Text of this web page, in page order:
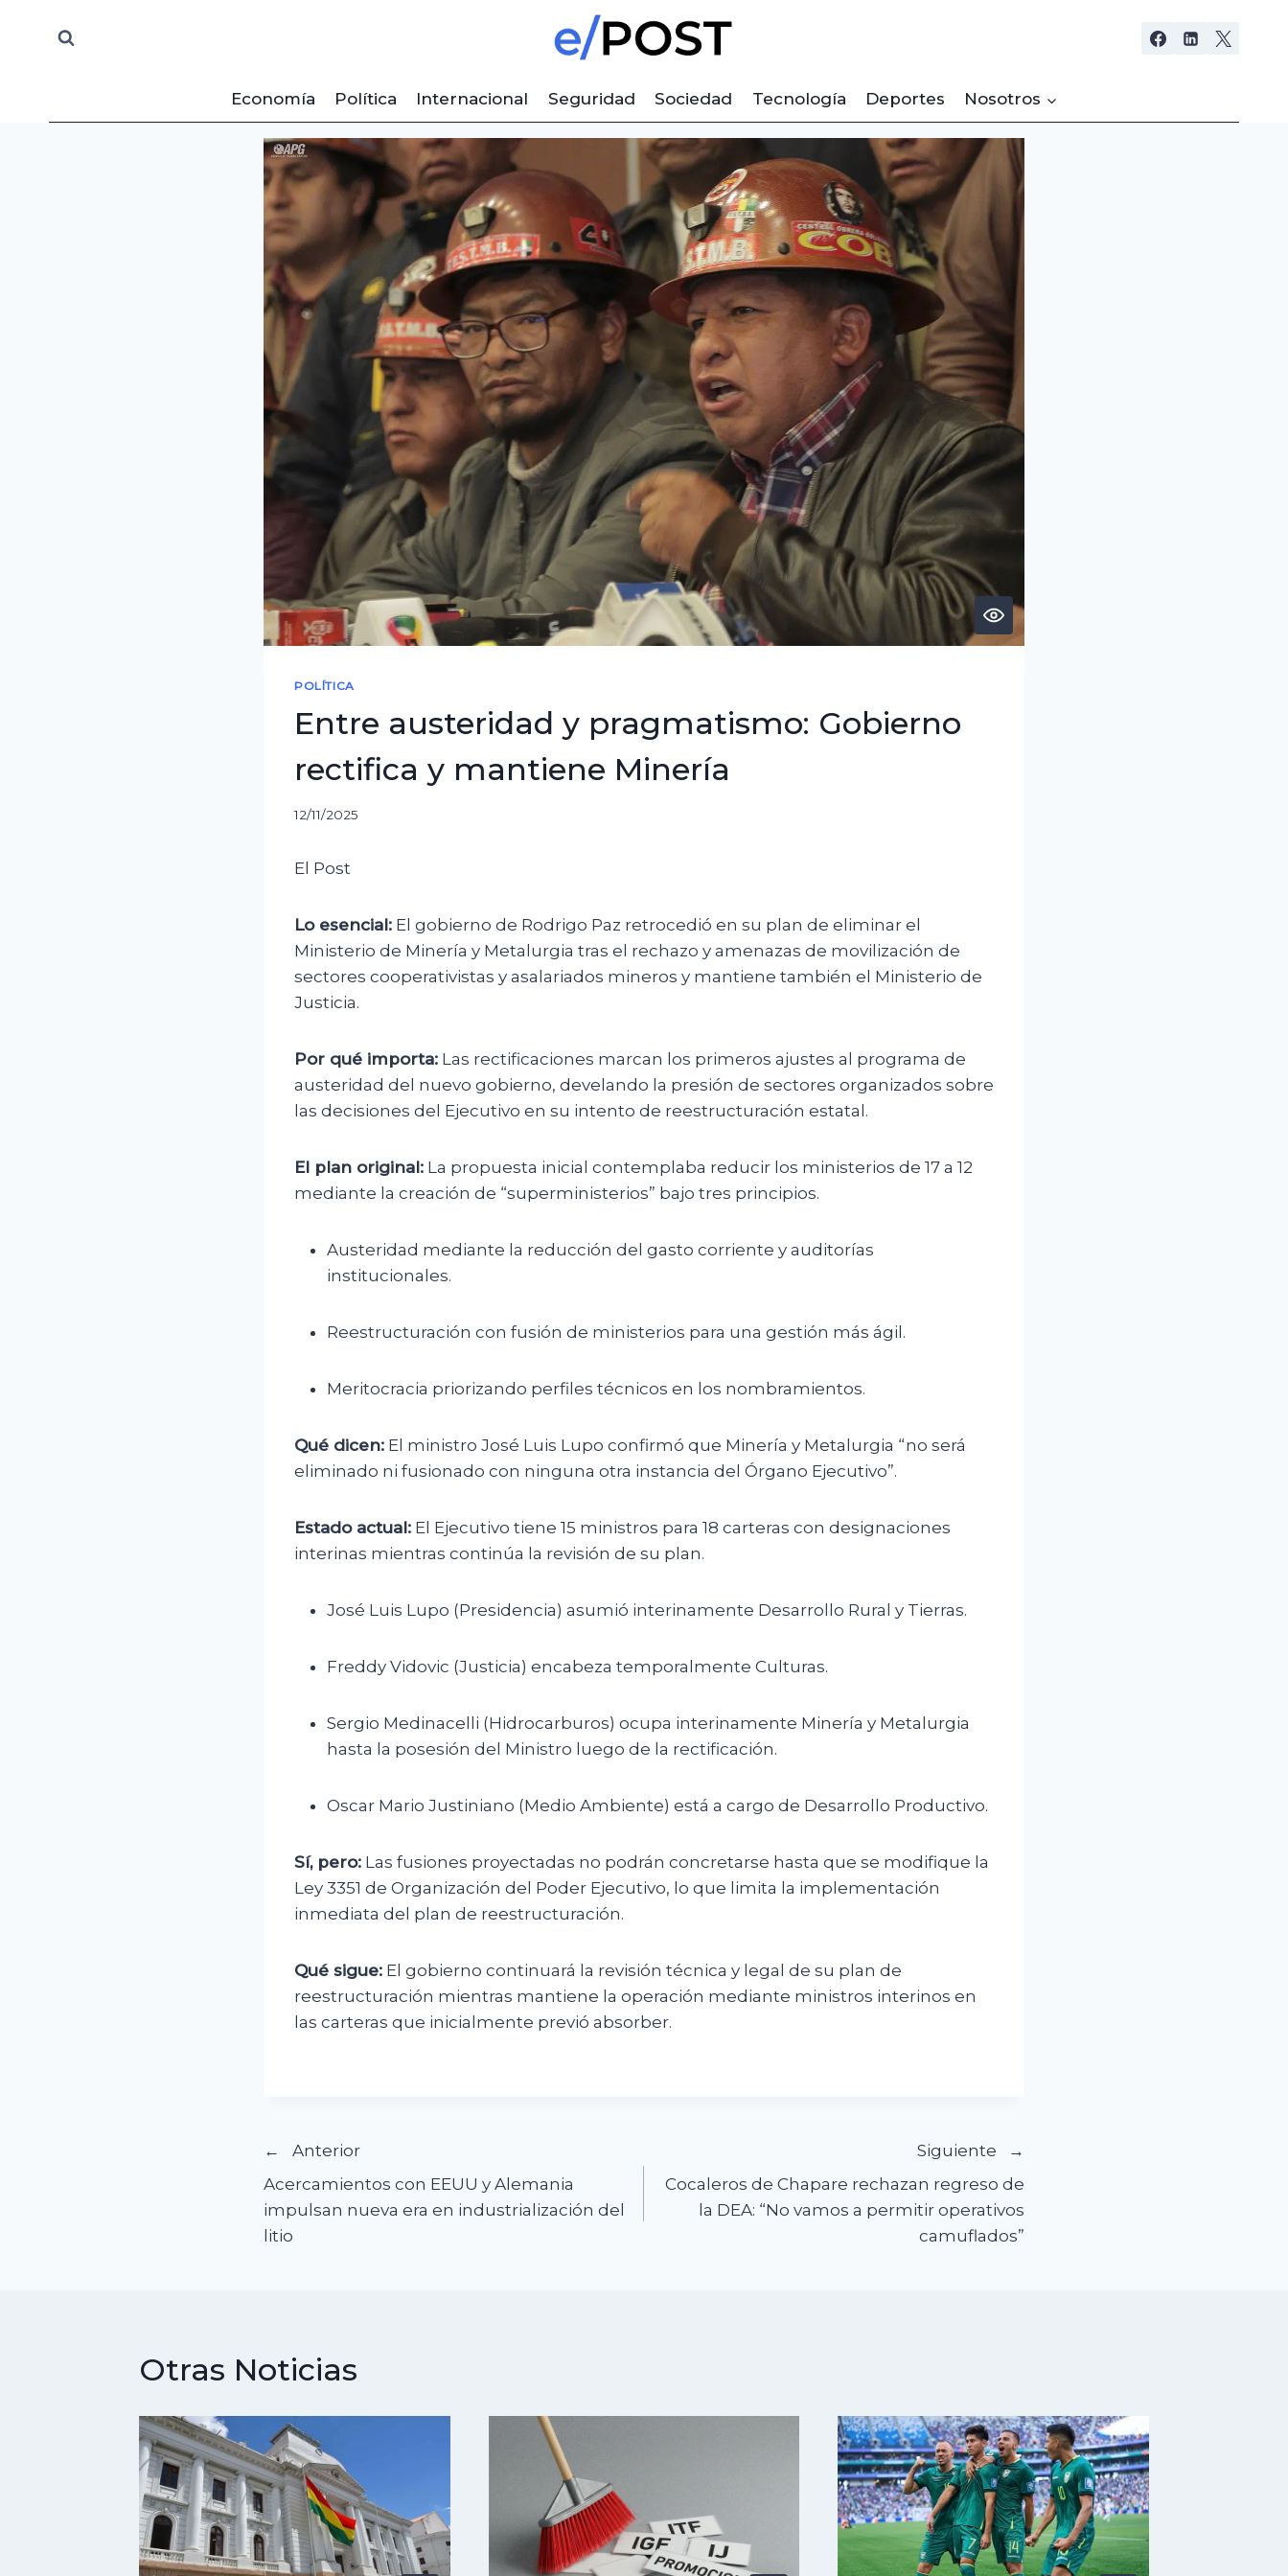
Economía
Política Internacional Seguridad Sociedad Tecnología Deportes Nosotros
POLÍTICA
Entre austeridad y pragmatismo: Gobierno
rectifica y mantiene Minería
12/11/2025
El Post
Lo esencial: El gobierno de Rodrigo Paz retrocedió en su plan de eliminar el
Ministerio de Minería y Metalurgia tras el rechazo y amenazas de movilización de
sectores cooperativistas y asalariados mineros y mantiene también el Ministerio de
Justicia.
Por qué importa: Las rectificaciones marcan los primeros ajustes al programa de
austeridad del nuevo gobierno, develando la presión de sectores organizados sobre
las decisiones del Ejecutivo en su intento de reestructuración estatal.
El plan original: La propuesta inicial contemplaba reducir los ministerios de 17 a 12
mediante la creación de “superministerios” bajo tres principios.
Austeridad mediante la reducción del gasto corriente y auditorías
institucionales.
Reestructuración con fusión de ministerios para una gestión más ágil.
Meritocracia priorizando perfiles técnicos en los nombramientos.
Qué dicen: El ministro José Luis Lupo confirmó que Minería y Metalurgia “no será
eliminado ni fusionado con ninguna otra instancia del Órgano Ejecutivo”.
Estado actual: El Ejecutivo tiene 15 ministros para 18 carteras con designaciones
interinas mientras continúa la revisión de su plan.
José Luis Lupo (Presidencia) asumió interinamente Desarrollo Rural y Tierras.
Freddy Vidovic (Justicia) encabeza temporalmente Culturas.
Sergio Medinacelli (Hidrocarburos) ocupa interinamente Minería y Metalurgia
hasta la posesión del Ministro luego de la rectificación.
Oscar Mario Justiniano (Medio Ambiente) está a cargo de Desarrollo Productivo.
Sí, pero: Las fusiones proyectadas no podrán concretarse hasta que se modifique la
Ley 3351 de Organización del Poder Ejecutivo, lo que limita la implementación
inmediata del plan de reestructuración.
Qué sigue: El gobierno continuará la revisión técnica y legal de su plan de
reestructuración mientras mantiene la operación mediante ministros interinos en
las carteras que inicialmente previó absorber.
Navegación
de
entradas
Anterior
Acercamientos con EEUU y Alemania
impulsan nueva era en industrialización del
litio
Siguiente
Cocaleros de Chapare rechazan regreso de
la DEA: “No vamos a permitir operativos
camuflados”
Otras Noticias